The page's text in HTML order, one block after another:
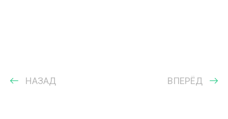
НАЗАД ВПЕРЁД